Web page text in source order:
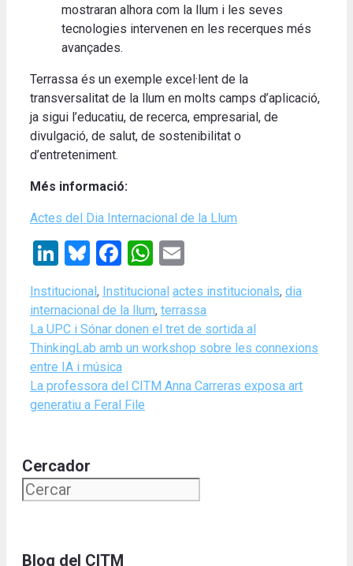
mostraran alhora com la llum i les seves
tecnologies intervenen en les recerques més
avançades.
Terrassa és un exemple excel·lent de la
transversalitat de la llum en molts camps d’aplicació,
ja sigui l’educatiu, de recerca, empresarial, de
divulgació, de salut, de sostenibilitat o
d’entreteniment.
Més informació:
Actes del Dia Internacional de la Llum
LinkedIn
Bluesky
Facebook
WhatsApp
Categories
Institucional , Institucional Tags
actes institucionals, dia
internacional de la llum, terrassa
La UPC i Sónar donen el tret de sortida al
ThinkingLab amb un workshop sobre les connexions
entre IA i música
La professora del CITM Anna Carreras exposa art
generatiu a Feral File
Cercador
Blog del CITM